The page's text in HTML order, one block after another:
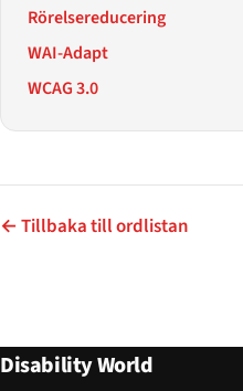
Rörelsereducering
WAI-Adapt
WCAG 3.0
← Tillbaka till ordlistan
Disability World